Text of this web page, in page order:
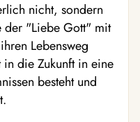
nicht, sondern
der "Liebe Gott" mit
Lebensweg
die Zukunft in eine
besteht und